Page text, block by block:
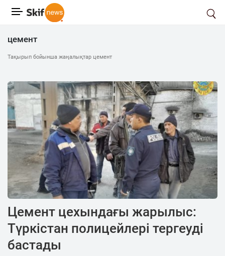
цемент
Тақырып бойынша жаңалықтар цемент
Цемент цехындағы жарылыс:
Түркістан полицейлері тергеуді
бастады